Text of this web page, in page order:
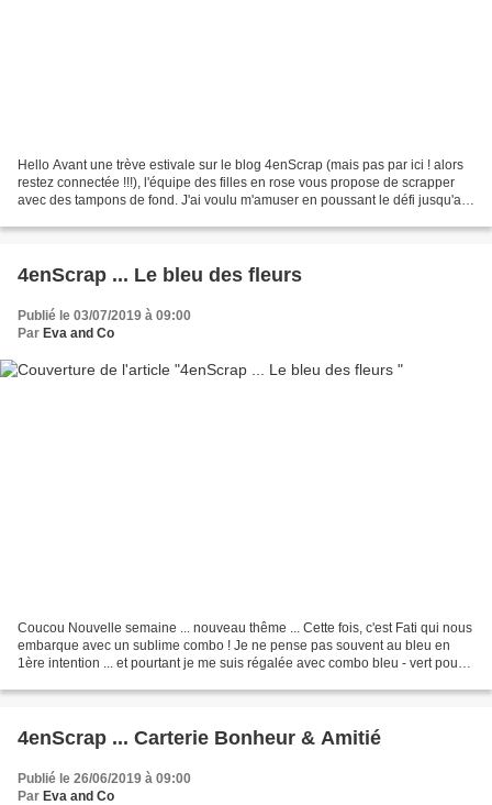
Hello Avant une trève estivale sur le blog 4enScrap (mais pas par ici ! alors
restez connectée !!!), l'équipe des filles en rose vous propose de scrapper
avec des tampons de fond. J'ai voulu m'amuser en poussant le défi jusqu'au
4enScrap ... Le bleu des fleurs
Publié le 03/07/2019 à 09:00
Par Eva and Co
Coucou Nouvelle semaine ... nouveau thême ... Cette fois, c'est Fati qui nous
embarque avec un sublime combo ! Je ne pense pas souvent au bleu en
1ère intention ... et pourtant je me suis régalée avec combo bleu - vert pour
4enScrap ... Carterie Bonheur & Amitié
Publié le 26/06/2019 à 09:00
Par Eva and Co